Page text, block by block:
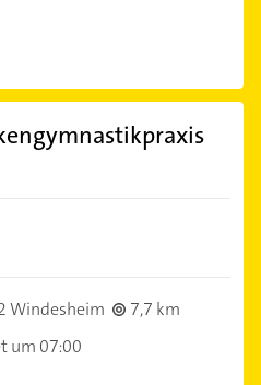
Windesheim
7,7 km
um 07:00